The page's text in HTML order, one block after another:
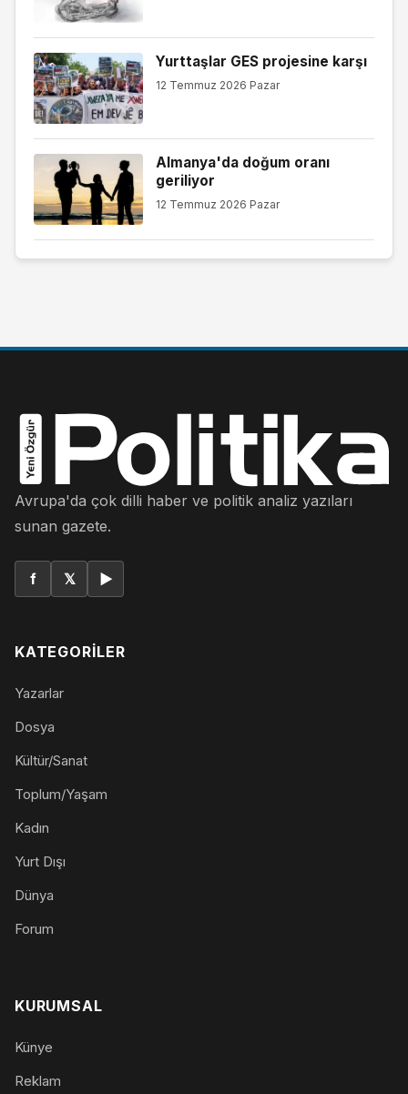
Yurttaşlar GES projesine karşı
12 Temmuz 2026 Pazar
Almanya'da doğum oranı
geriliyor
12 Temmuz 2026 Pazar
Avrupa'da çok dilli haber ve politik analiz yazıları
sunan gazete.
f 𝕏 ▶
KATEGORILER
Yazarlar
Dosya
Kültür/Sanat
Toplum/Yaşam
Kadın
Yurt Dışı
Dünya
Forum
KURUMSAL
Künye
Reklam